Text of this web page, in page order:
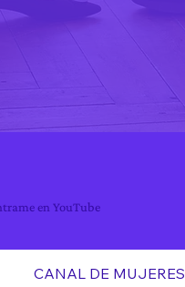
en YouTube
CANAL DE MUJERES